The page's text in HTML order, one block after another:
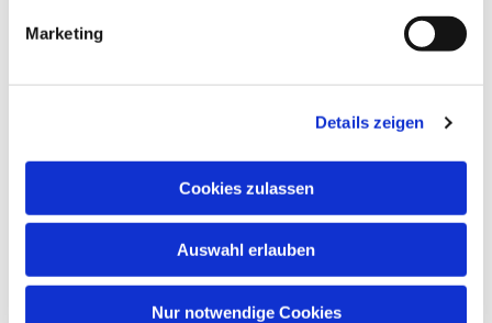
Marketing
Details zeigen
Cookies zulassen
Auswahl erlauben
Nur notwendige Cookies